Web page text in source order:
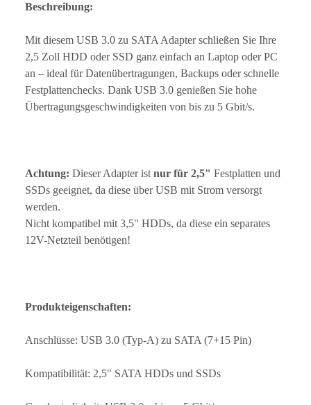
Beschreibung:
Mit diesem USB 3.0 zu SATA Adapter schließen Sie Ihre
2,5 Zoll HDD oder SSD ganz einfach an Laptop oder PC
an – ideal für Datenübertragungen, Backups oder schnelle
Festplattenchecks. Dank USB 3.0 genießen Sie hohe
Übertragungsgeschwindigkeiten von bis zu 5 Gbit/s.
Achtung: Dieser Adapter ist nur für 2,5" Festplatten und
SSDs geeignet, da diese über USB mit Strom versorgt
werden.
Nicht kompatibel mit 3,5" HDDs, da diese ein separates
12V-Netzteil benötigen!
Produkteigenschaften:
Anschlüsse: USB 3.0 (Typ-A) zu SATA (7+15 Pin)
Kompatibilität: 2,5" SATA HDDs und SSDs